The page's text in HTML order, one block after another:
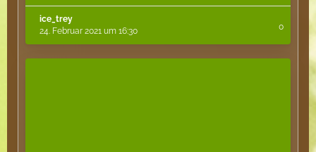
ice_trey
24. Februar 2021 um 16:30
0